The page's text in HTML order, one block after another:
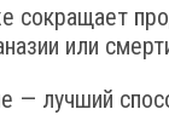
сокращает
или
— лучший